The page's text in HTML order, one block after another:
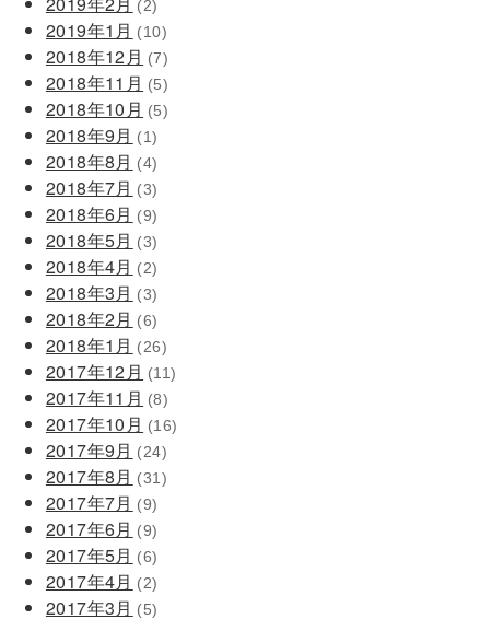
(2)
2019年1月 (10)
2018年12月 (7)
2018年11月 (5)
2018年10月 (5)
2018年9月 (1)
2018年8月 (4)
2018年7月 (3)
2018年6月 (9)
2018年5月 (3)
2018年4月 (2)
2018年3月 (3)
2018年2月 (6)
2018年1月 (26)
2017年12月 (11)
2017年11月 (8)
2017年10月 (16)
2017年9月 (24)
2017年8月 (31)
2017年7月 (9)
2017年6月 (9)
2017年5月 (6)
2017年4月 (2)
2017年3月 (5)